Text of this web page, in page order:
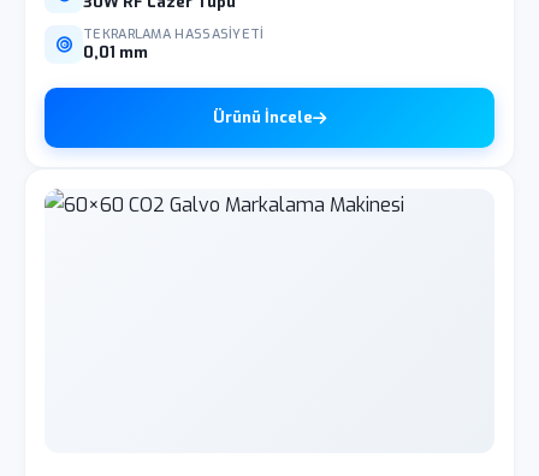
TEKRARLAMA HASSASIYETI
0,01 mm
Ürünü İncele